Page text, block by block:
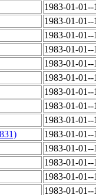
1983-01-
1983-01-
1983-01-
1983-01-
1983-01-
1983-01-
1983-01-
1983-01-
1983-01-
1983-01-
1983-01-
1983-01-
1983-01-
1983-01-